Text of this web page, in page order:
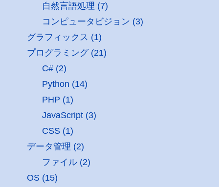
自然言語処理 (7)
コンピュータビジョン (3)
グラフィックス (1)
プログラミング (21)
C# (2)
Python (14)
PHP (1)
JavaScript (3)
CSS (1)
データ管理 (2)
ファイル (2)
OS (15)